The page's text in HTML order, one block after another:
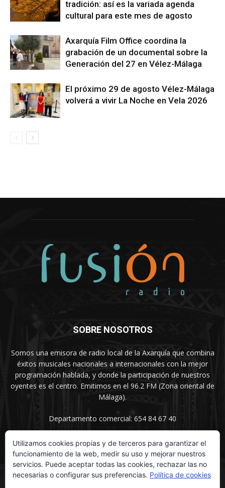
tradición: así es la variada agenda
cultural para este mes de agosto
Axarquía Film Office coordina la
grabación de un documental sobre la
Generación del 27 en Vélez-Málaga
El próximo 29 de agosto Vélez-Málaga
volverá a vivir La Noche en Vela 2026
SOBRE NOSOTROS
Somos una emisora de radio local de la Axarquía que combina
éxitos musicales nacionales a internacionales con la mejor
programación hablada, y donde la participación de nuestros
oyentes es el centro. Emitimos en el 96.2 FM (Zona oriental de
Málaga).
Departamento comercial: 654 84 67 40
SÍGUENOS
Utilizamos cookies propias y de terceros para garantizar el
funcionamiento de la web, medir su uso y mejorar nuestros
servicios. Puede aceptar todas las cookies, rechazar las no
necesarias o configurar sus preferencias. Política de cookies